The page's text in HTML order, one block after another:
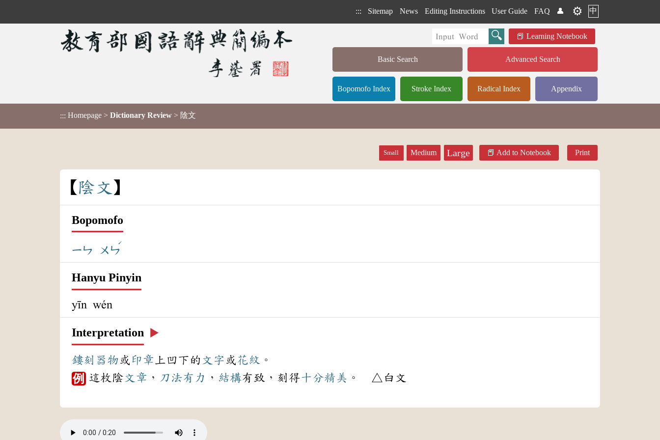
::: Sitemap News Editing Instructions User Guide FAQ 👤 ⚙️ 中
Learning Notebook
Basic Search Advanced Search
Bopomofo Index Stroke Index Radical Index Appendix
::: Homepage > Dictionary Review > 陰文
Small Medium Large Add to Notebook Print
陰文
Bopomofo
ㄧㄣ ㄨㄣ
ˊ
Hanyu Pinyin
yīn wén
Interpretation ▶️
鏤刻 器物或 印章 上凹下的 文字 或花紋 。
例 這枚陰 文章 ， 刀法有力 ， 結構有致，刻得十分精美 。 △白文